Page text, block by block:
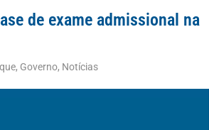
de exame admissional na
, Governo, Notícias